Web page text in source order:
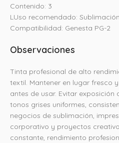
Contenido: 3
LUso recomendado:
Compatibilidad: Genesta PG-2
Observaciones
Tinta profesional de alto
textil. Mantener en lugar fresco
antes de usar. Evitar exposición
tonos grises uniformes,
negocios de sublimación,
corporativo y proyectos
constante, rendimiento